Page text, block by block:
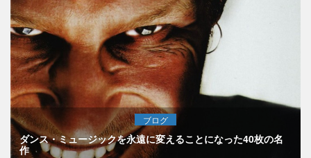
ブログ
ダンス・ミュージックを永遠に変えることになった40枚の名
作